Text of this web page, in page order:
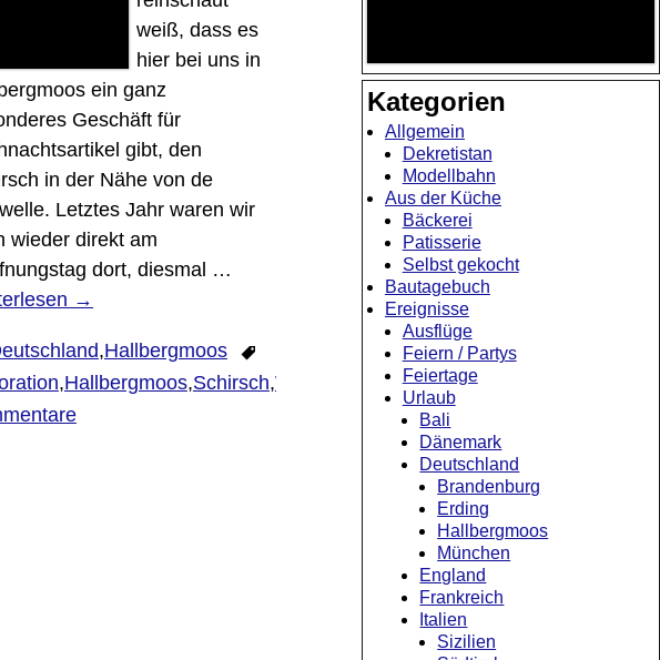
weiß, dass es
hier bei uns in
ein ganz
Geschäft für
gibt, den
in der Nähe von de
Letztes Jahr waren wir
wieder direkt am
dort, diesmal …
→
,Hallbergmoos
,Hallbergmoos,Schirsch,Weihnachten Weihnachtsladen
Kategorien
Allgemein
Dekretistan
Modellbahn
Aus der Küche
Bäckerei
Patisserie
Selbst gekocht
Bautagebuch
Ereignisse
Ausflüge
Feiern / Partys
Feiertage
Urlaub
Bali
Dänemark
Deutschland
Brandenburg
Erding
Hallbergmoos
München
England
Frankreich
Italien
Sizilien